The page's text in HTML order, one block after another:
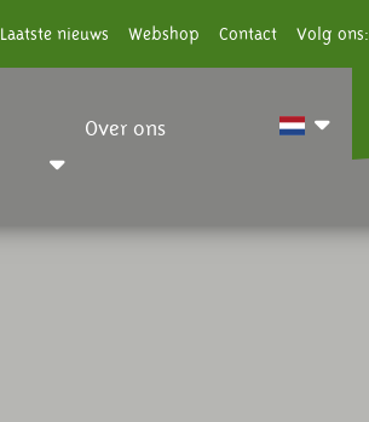
Laatste nieuws Webshop Contact Volg ons:
Over ons